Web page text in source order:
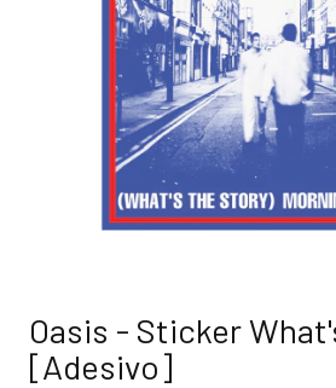
Oasis - Sticker
[Adesivo]